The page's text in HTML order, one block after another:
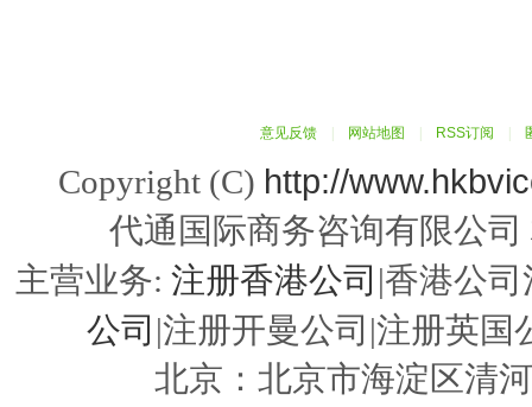
意见反馈 网站地图 RSS订阅
Copyright (C) http://
代通国际商务咨询有限公
主营业务: 注册香港公司 |香港公
公司 |注册开曼公司|注册英
北京：北京市海淀区清